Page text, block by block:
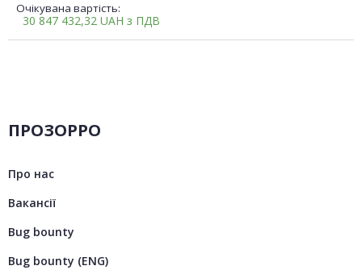
Очікувана вартість:
30 847 432,32 UAH з ПДВ
ПРОЗОРРО
Про нас
Вакансії
Bug bounty
Bug bounty (ENG)